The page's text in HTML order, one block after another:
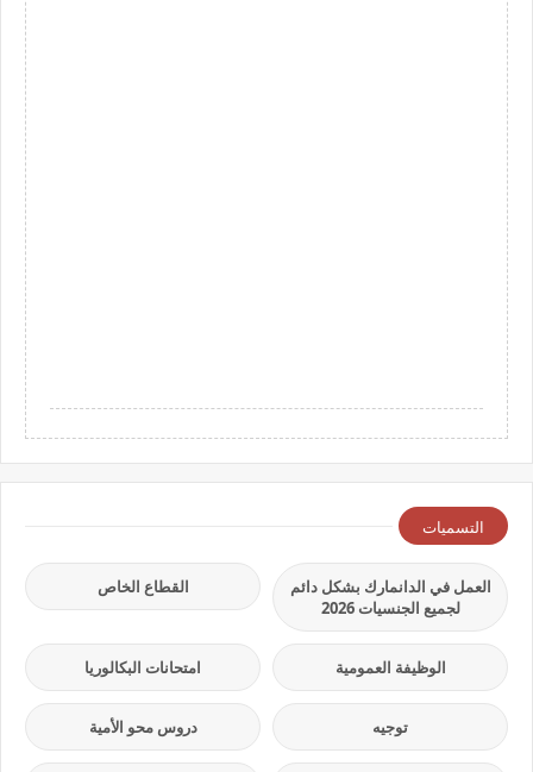
التسميات
العمل في الدانمارك بشكل دائم
لجميع الجنسيات 2026
القطاع الخاص
الوظيفة العمومية امتحانات البكالوريا
توجيه دروس محو الأمية